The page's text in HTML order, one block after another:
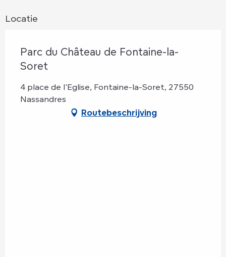
Locatie
Parc du Château de Fontaine-la-
Soret
4 place de l'Eglise, Fontaine-la-Soret, 27550
Nassandres
Routebeschrijving